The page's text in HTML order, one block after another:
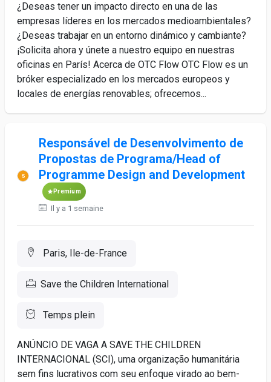
¿Deseas tener un impacto directo en una de las
empresas líderes en los mercados medioambientales?
¿Deseas trabajar en un entorno dinámico y cambiante?
¡Solicita ahora y únete a nuestro equipo en nuestras
oficinas en París! Acerca de OTC Flow OTC Flow es un
bróker especializado en los mercados europeos y
locales de energías renovables; ofrecemos...
Responsável de Desenvolvimento de
Propostas de Programa/Head of
Programme Design and Development
Premium
Il y a 1 semaine
Paris, Ile-de-France
Save the Children International
Temps plein
ANÚNCIO DE VAGA A SAVE THE CHILDREN
INTERNACIONAL (SCI), uma organização humanitária
sem fins lucrativos com seu enfoque virado ao bem-